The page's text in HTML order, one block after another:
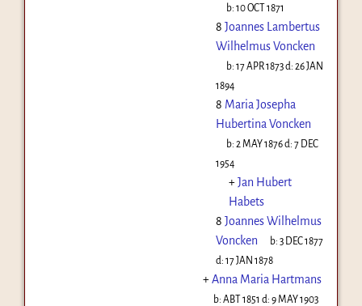
b:10 OCT 1871
8 Joannes Lambertus
Wilhelmus Voncken
b:17 APR 1873d:26 JAN
1894
8 Maria Josepha
Hubertina Voncken
b:2 MAY 1876d:7 DEC
1954
+Jan Hubert
Habets
8 Joannes Wilhelmus
Voncken
b:3 DEC 1877
d: 17 JAN 1878
+Anna Maria Hartmans
b:ABT 1851 d:9 MAY 1903